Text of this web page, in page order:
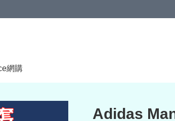
網購
Adidas